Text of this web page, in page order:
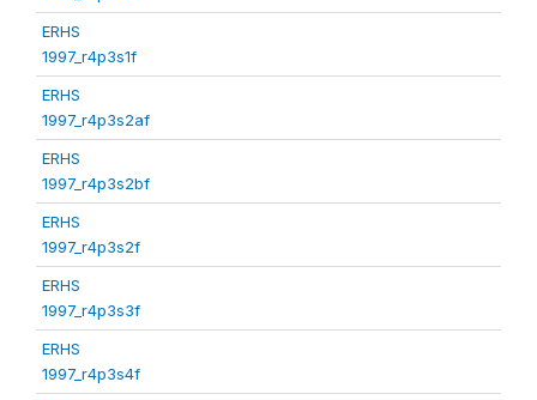
ERHS
1997_r4p3s1f
ERHS
1997_r4p3s2af
ERHS
1997_r4p3s2bf
ERHS
1997_r4p3s2f
ERHS
1997_r4p3s3f
ERHS
1997_r4p3s4f